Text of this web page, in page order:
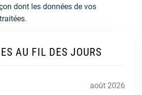
dont les données de vos
.
AU FIL DES JOURS
août 2026